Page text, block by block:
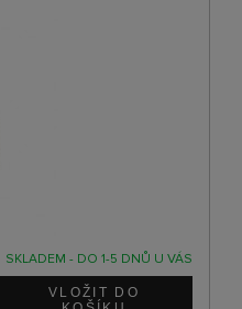
SKLADEM - DO 1-5 DNŮ U VÁS